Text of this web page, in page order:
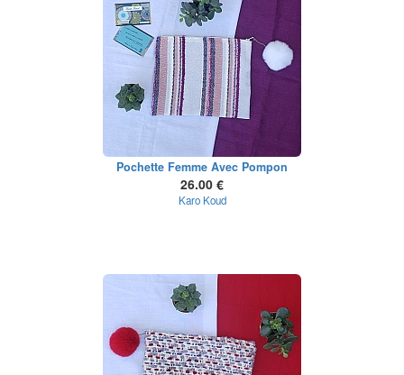
Pochette Femme Avec Pompon
26.00 €
Karo Koud